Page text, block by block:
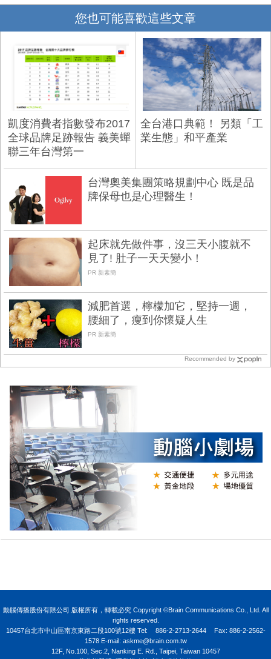
您也可能喜歡這些文章
凱度消費者指數發布2017
全球品牌足跡報告 義美蟬
聯三年台灣第一
全台港口典範！ 另類「工
業生態」和平產業
台灣奧美集團策略規劃中心 既是品
牌保母也是心理醫生！
起床就先做件事，沒三天小腹就不
見了! 肚子一天天變小！
PR 新素簡
減肥首選，檸檬加它，堅持一週，
腰細了，瘦到你懷疑人生
PR 新素簡
Recommended by
動腦傳播股份有限公司 版權所有，轉載必究 Copyright ©Brain Communications Co., Ltd. All
rights reserved.
10457台北市中山區南京東路二段100號12樓Tel: 886-2-2713-2644
Fax: 886-2-2562-
1578 E-mail: askme@brain.com.tw
12F, No.100, Sec.2, Nanking E. Rd., Taipei, Taiwan 10457